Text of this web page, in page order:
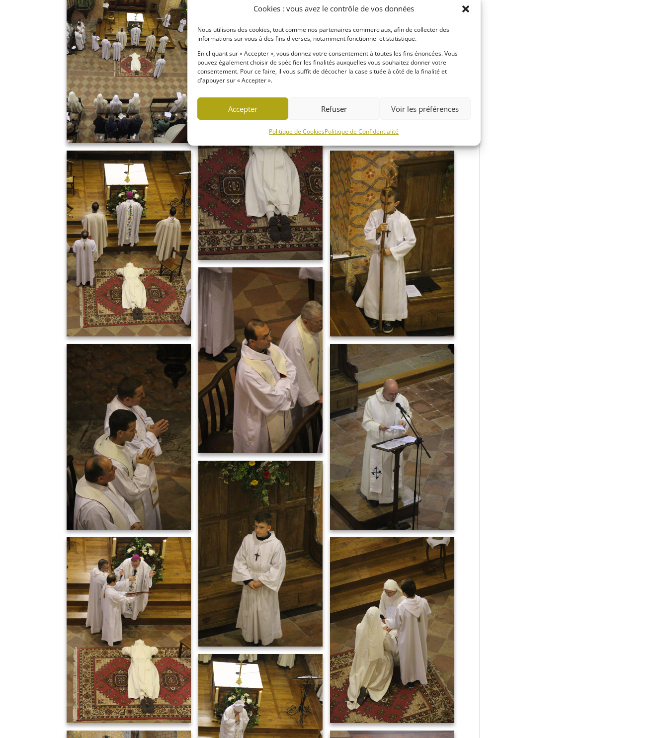
Cookies : vous avez le contrôle de vos données
Nous utilisons des cookies, tout comme nos partenaires commerciaux, afin de collecter des
informations sur vous à des fins diverses, notamment fonctionnel et statistique.
En cliquant sur « Accepter », vous donnez votre consentement à toutes les fins énoncées. Vous
pouvez également choisir de spécifier les finalités auxquelles vous souhaitez donner votre
consentement. Pour ce faire, il vous suffit de décocher la case située à côté de la finalité et
d'appuyer sur « Accepter ».
Accepter Refuser Voir les préférences
Politique de CookiesPolitique de Confidentialité